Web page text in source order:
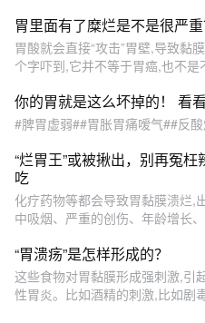
胃里面有了糜烂是不是很严
胃酸就会直接“攻击”胃壁,导致黏
个字吓到,它并不等于胃癌,也不是
你的胃就是这么坏掉的！ 看
#脾胃虚弱##胃胀胃痛嗳气##反
“烂胃王”或被揪出，别再冤
吃
化疗药物等都会导致胃黏膜溃
中吸烟、严重的创伤、年龄增长
“胃溃疡”是怎样形成的？
这些食物对胃黏膜形成强刺激,引
性胃炎。比如酒精的刺激,比如剧